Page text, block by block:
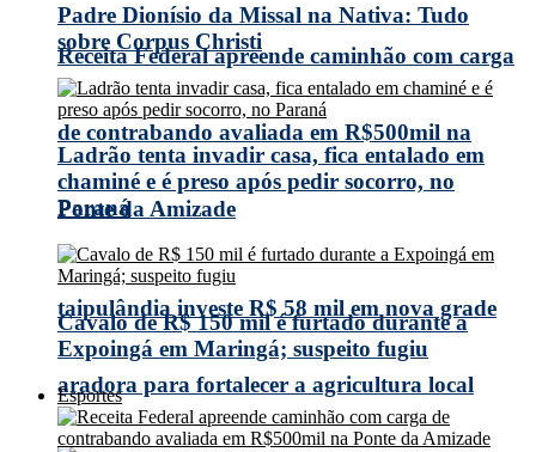
Receita Federal apreende caminhão com carga
de contrabando avaliada em R$500mil na
Ponte da Amizade
taipulândia investe R$ 58 mil em nova grade
aradora para fortalecer a agricultura local
Padre Dionísio da Missal na Nativa: Tudo
sobre Corpus Christi
Ladrão tenta invadir casa, fica entalado em
chaminé e é preso após pedir socorro, no
Paraná
Cavalo de R$ 150 mil é furtado durante a
Expoingá em Maringá; suspeito fugiu
Esportes